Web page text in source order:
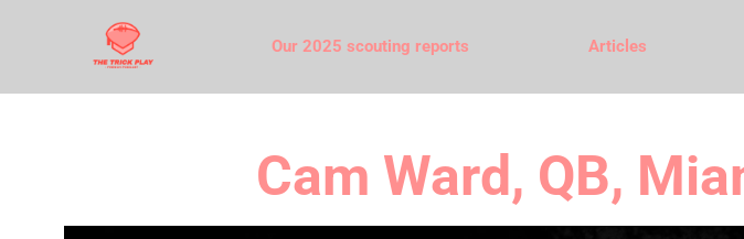
Our 2025 scouting reports Articles
Cam Ward, QB,